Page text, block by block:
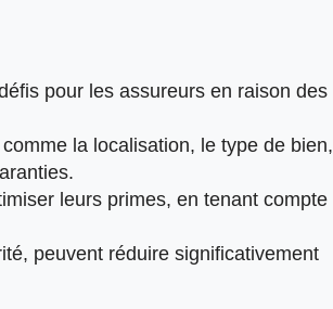
pour les assureurs en raison des
la localisation, le type de bien,
leurs primes, en tenant compte
peuvent réduire significativement